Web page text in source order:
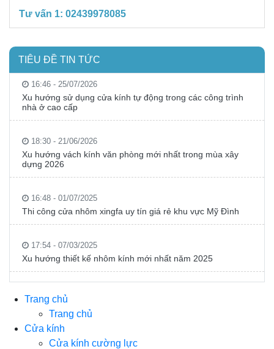
Tư vấn 1: 02439978085
TIÊU ĐỀ TIN TỨC
16:46 - 25/07/2026
Xu hướng sử dụng cửa kính tự động trong các công trình
nhà ở cao cấp
18:30 - 21/06/2026
Xu hướng vách kính văn phòng mới nhất trong mùa xây
dựng 2026
16:48 - 01/07/2025
Thi công cửa nhôm xingfa uy tín giá rẻ khu vực Mỹ Đình
17:54 - 07/03/2025
Xu hướng thiết kế nhôm kính mới nhất năm 2025
Trang chủ
Trang chủ
Cửa kính
Cửa kính cường lực